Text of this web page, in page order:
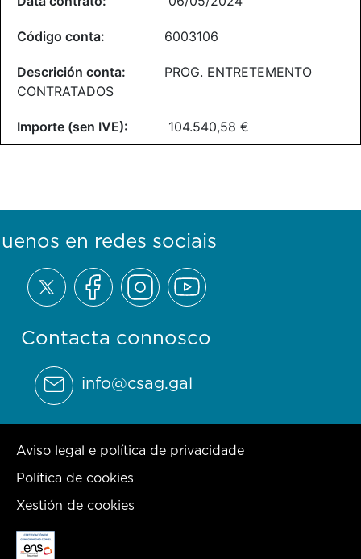
6003106
PROG. ENTRETEMENTO
CONTRATADOS
104.540,58 €
Contacta connosco
info@csag.gal
en redes sociais
Aviso legal e política de privacidade
Política de cookies
Xestión de cookies